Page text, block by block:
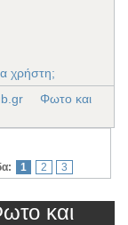
χρήστη;
Φωτο και
1 2 3
και